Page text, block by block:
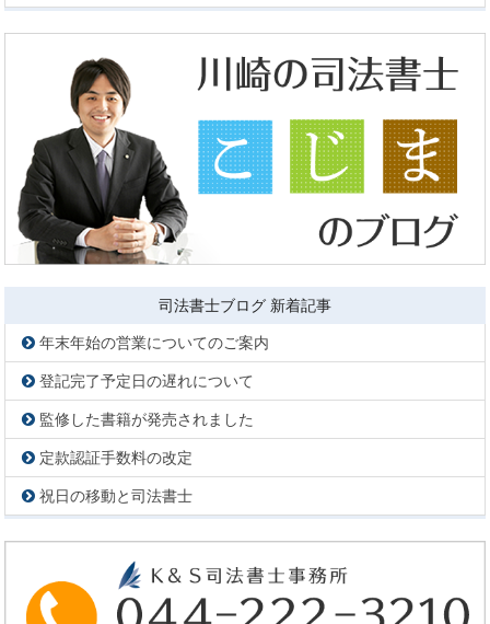
司法書士ブログ 新着記事
年末年始の営業についてのご案内
登記完了予定日の遅れについて
監修した書籍が発売されました
定款認証手数料の改定
祝日の移動と司法書士